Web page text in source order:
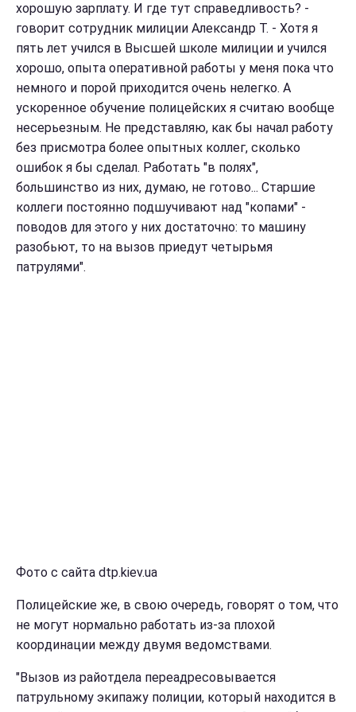
хорошую зарплату. И где тут справедливость? -
говорит сотрудник милиции Александр Т. - Хотя я
пять лет учился в Высшей школе милиции и учился
хорошо, опыта оперативной работы у меня пока что
немного и порой приходится очень нелегко. А
ускоренное обучение полицейских я считаю вообще
несерьезным. Не представляю, как бы начал работу
без присмотра более опытных коллег, сколько
ошибок я бы сделал. Работать "в полях",
большинство из них, думаю, не готово... Старшие
коллеги постоянно подшучивают над "копами" -
поводов для этого у них достаточно: то машину
разобьют, то на вызов приедут четырьмя
патрулями".
Фото с сайта dtp.kiev.ua
Полицейские же, в свою очередь, говорят о том, что
не могут нормально работать из-за плохой
координации между двумя ведомствами.
"Вызов из райотдела переадресовывается
патрульному экипажу полиции, который находится в